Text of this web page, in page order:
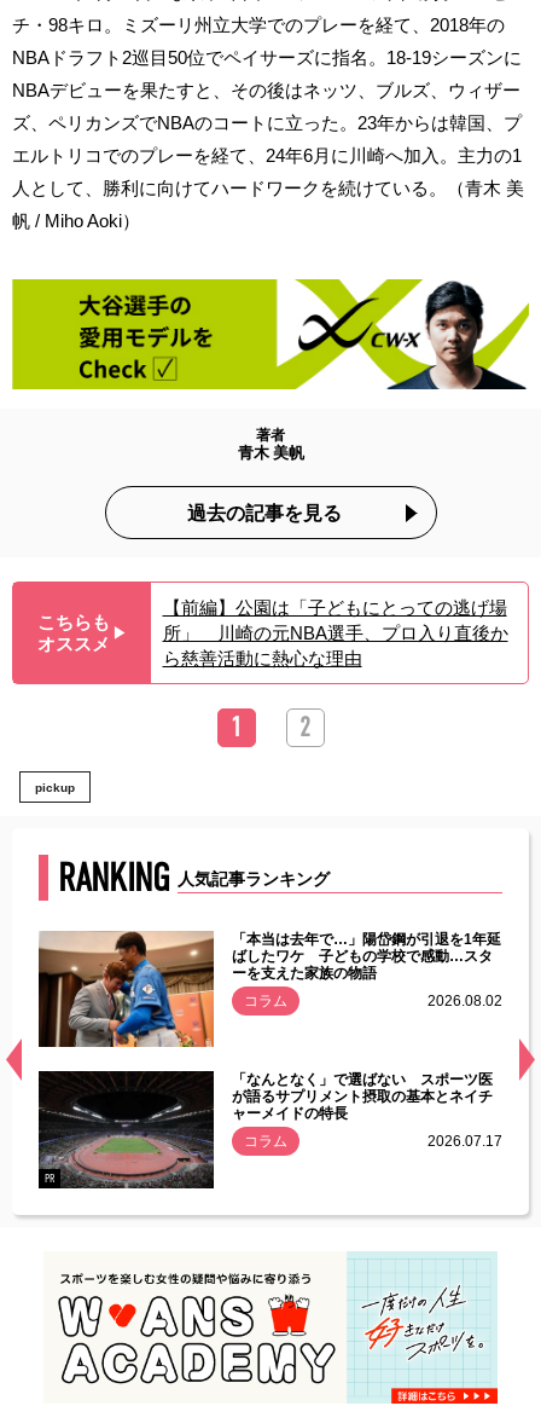
チ・98キロ。ミズーリ州立大学でのプレーを経て、2018年の
NBAドラフト2巡目50位でペイサーズに指名。18-19シーズンに
NBAデビューを果たすと、その後はネッツ、ブルズ、ウィザー
ズ、ペリカンズでNBAのコートに立った。23年からは韓国、プ
エルトリコでのプレーを経て、24年6月に川崎へ加入。主力の1
人として、勝利に向けてハードワークを続けている。（青木 美
帆 / Miho Aoki）
著者
青木 美帆
過去の記事を見る
こちらも
オススメ ▶︎
【前編】公園は「子どもにとっての逃げ場
所」 川崎の元NBA選手、プロ入り直後か
ら慈善活動に熱心な理由
1 2
pickup
RANKING 人気記事ランキング
常
「本当は去年で…」陽岱鋼が引退を1年延
ばしたワケ 子どもの学校で感動…スタ
ーを支えた家族の物語
コラム
2026.08.02
PR
「なんとなく」で選ばない スポーツ医
が語るサプリメント摂取の基本とネイチ
ャーメイドの特長
コラム
2026.07.17